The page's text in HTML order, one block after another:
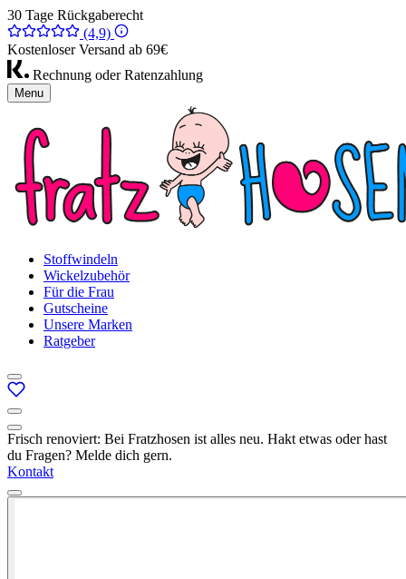
30 Tage Rückgaberecht
(4,9)
Kostenloser Versand ab 69€
Rechnung oder Ratenzahlung
Menu
Stoffwindeln
Wickelzubehör
Für die Frau
Gutscheine
Unsere Marken
Ratgeber
Frisch renoviert: Bei Fratzhosen ist alles neu. Hakt etwas oder hast
du Fragen? Melde dich gern.
Kontakt